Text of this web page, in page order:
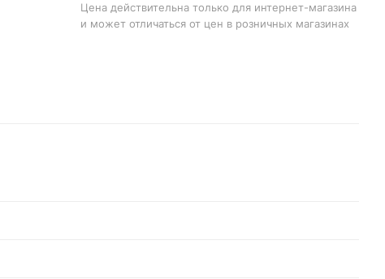
Цена действительна только для интернет-магазина
и может отличаться от цен в розничных магазинах